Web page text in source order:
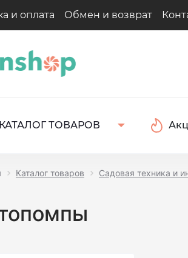
и оплата Обмен и возврат
КАТАЛОГ ТОВАРОВ
Каталог товаров Садовая техника и